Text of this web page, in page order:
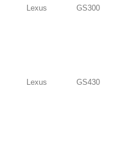
Lexus GS300
Lexus GS430